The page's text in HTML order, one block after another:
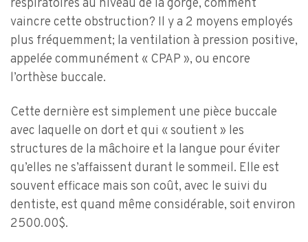
respiratoires au niveau de la gorge, comment
vaincre cette obstruction? Il y a 2 moyens employés
plus fréquemment; la ventilation à pression positive,
appelée communément « CPAP », ou encore
l’orthèse buccale.
Cette dernière est simplement une pièce buccale
avec laquelle on dort et qui « soutient » les
structures de la mâchoire et la langue pour éviter
qu’elles ne s’affaissent durant le sommeil. Elle est
souvent efficace mais son coût, avec le suivi du
dentiste, est quand même considérable, soit environ
2500.00$.